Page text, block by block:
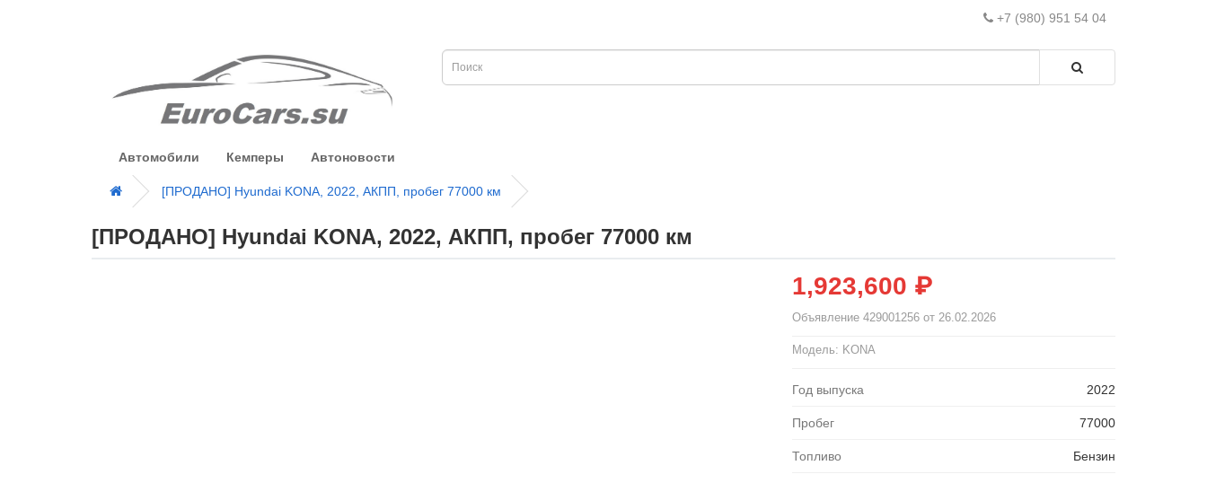
+7 (980) 951 54 04
Автомобили Кемперы Автоновости
[ПРОДАНО] Hyundai KONA, 2022, АКПП, пробег 77000 км
[ПРОДАНО] Hyundai KONA, 2022, АКПП, пробег 77000 км
1,923,600 ₽
Объявление 429001256 от 26.02.2026
Модель: KONA
Год выпуска 2022
Пробег 77000
Топливо Бензин